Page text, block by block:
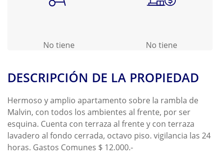
No tiene No tiene
DESCRIPCIÓN DE LA PROPIEDAD
Hermoso y amplio apartamento sobre la rambla de
Malvin, con todos los ambientes al frente, por ser
esquina. Cuenta con terraza al frente y con terraza
lavadero al fondo cerrada, octavo piso. vigilancia las 24
horas. Gastos Comunes $ 12.000.-